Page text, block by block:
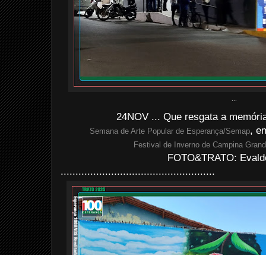
24NOV ... Que resgata a
Semana de Arte Popular de Esperança/Semap,
Festival de Inverno de Campina
FOTO&TRATO:
....................................................